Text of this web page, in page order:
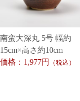
南蛮大深丸 5号 幅約
15cm×高さ約10cm
価格：1,977円
（税込）